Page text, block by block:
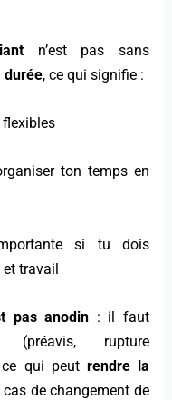
n’est pas sans
durée, ce qui signifie :
ton temps en
si tu dois
et travail
pas anodin : il faut
(préavis, rupture
ce qui peut rendre la
cas de changement de